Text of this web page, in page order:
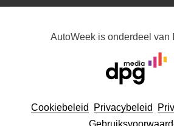
AutoWeek is onderdeel van
Cookiebeleid Privacybeleid